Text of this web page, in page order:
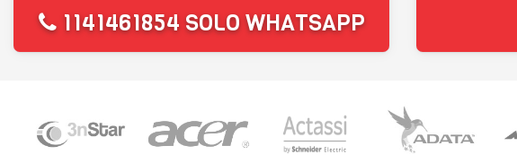
1141461854 SOLO WHATSAPP